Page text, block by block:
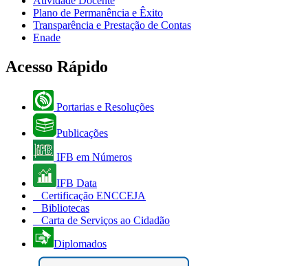
Plano de Permanência e Êxito
Transparência e Prestação de Contas
Enade
Acesso Rápido
Portarias e Resoluções
Publicações
IFB em Números
IFB Data
Certificação ENCCEJA
Bibliotecas
Carta de Serviços ao Cidadão
Diplomados